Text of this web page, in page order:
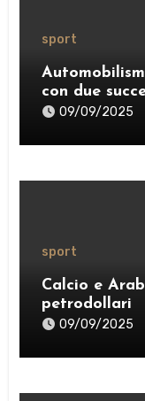
sport
con due
weekend
09/09/2025
sport
Calcio e
petrodollari
09/09/2025